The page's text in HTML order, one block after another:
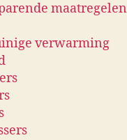
maatregelen
verwarming